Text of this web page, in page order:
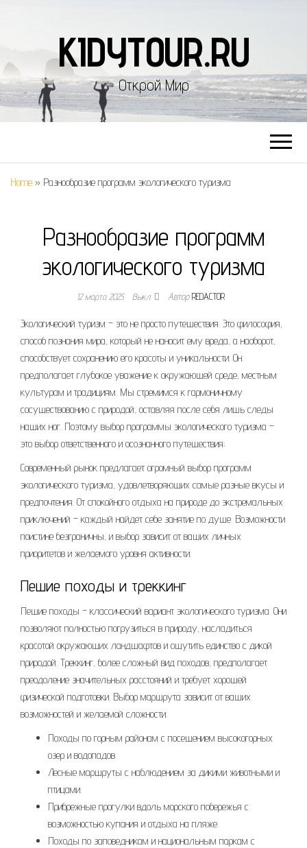
KIDYTOUR.RU
Открой Мир
Home » Разнообразие программ экологического туризма
Разнообразие программ
экологического туризма
12 марта 2025 Выкл. АвторREDACTOR
Экологический туризм – это не просто путешествия. Это философия,
способ познания мира, который не наносит ему вреда, а наоборот,
способствует сохранению его красоты и уникальности. Он
предполагает глубокое уважение к окружающей среде, местным
культурам и традициям. Мы стремимся к гармоничному
сосуществованию с природой, оставляя после себя лишь следы
наших ног. Поэтому выбор программы экологического туризма –
это выбор ответственного и осознанного путешествия;
Современный рынок предлагает огромный выбор программ
экологического туризма, удовлетворяющих самые разные вкусы и
предпочтения. От спокойного отдыха на природе до экстремальных
приключений – каждый найдет себе занятие по душе. Возможности
поистине безграничны, и выбор зависит от ваших личных
приоритетов и желаемого уровня активности.
Пешие походы и треккинг
Пешие походы – классический вариант экологического туризма. Они
позволяют полностью погрузиться в природу, насладиться
красотой окружающих ландшафтов и ощутить единство с дикой
природой. Треккинг, более сложный вид походов, предполагает
преодоление значительных расстояний и требует хорошей
физической подготовки. Выбор маршрута зависит от ваших
возможностей и желаемой сложности.
Походы по горным районам с посещением высокогорных
озер и водопадов.
Лесные маршруты с наблюдением за дикими животными и
птицами.
Прибрежные прогулки вдоль морского побережья с
возможностью купания и отдыха на пляже.
Походы по заповедникам и национальным паркам с